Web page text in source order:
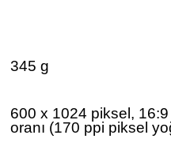
345 g
600 x 1024 piksel,
oranı (170 ppi piksel